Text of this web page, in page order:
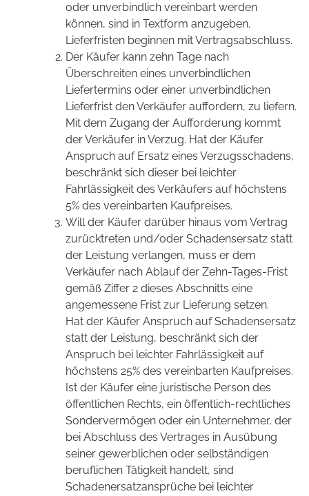
oder unverbindlich vereinbart werden
können, sind in Textform anzugeben.
Lieferfristen beginnen mit Vertragsabschluss.
Der Käufer kann zehn Tage nach
Überschreiten eines unverbindlichen
Liefertermins oder einer unverbindlichen
Lieferfrist den Verkäufer auffordern, zu liefern.
Mit dem Zugang der Aufforderung kommt
der Verkäufer in Verzug. Hat der Käufer
Anspruch auf Ersatz eines Verzugsschadens,
beschränkt sich dieser bei leichter
Fahrlässigkeit des Verkäufers auf höchstens
5% des vereinbarten Kaufpreises.
Will der Käufer darüber hinaus vom Vertrag
zurücktreten und/oder Schadensersatz statt
der Leistung verlangen, muss er dem
Verkäufer nach Ablauf der Zehn-Tages-Frist
gemäß Ziffer 2 dieses Abschnitts eine
angemessene Frist zur Lieferung setzen.
Hat der Käufer Anspruch auf Schadensersatz
statt der Leistung, beschränkt sich der
Anspruch bei leichter Fahrlässigkeit auf
höchstens 25% des vereinbarten Kaufpreises.
Ist der Käufer eine juristische Person des
öffentlichen Rechts, ein öffentlich-rechtliches
Sondervermögen oder ein Unternehmer, der
bei Abschluss des Vertrages in Ausübung
seiner gewerblichen oder selbständigen
beruflichen Tätigkeit handelt, sind
Schadenersatzansprüche bei leichter